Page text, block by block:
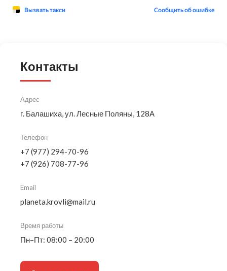
Контакты
Адрес
г. Балашиха, ул. Лесные Поляны, 128А
Телефон
+7 (977) 294-70-96
+7 (926) 708-77-96
Email
planeta.krovli@mail.ru
Время работы
Пн–Пт: 08:00 – 20:00